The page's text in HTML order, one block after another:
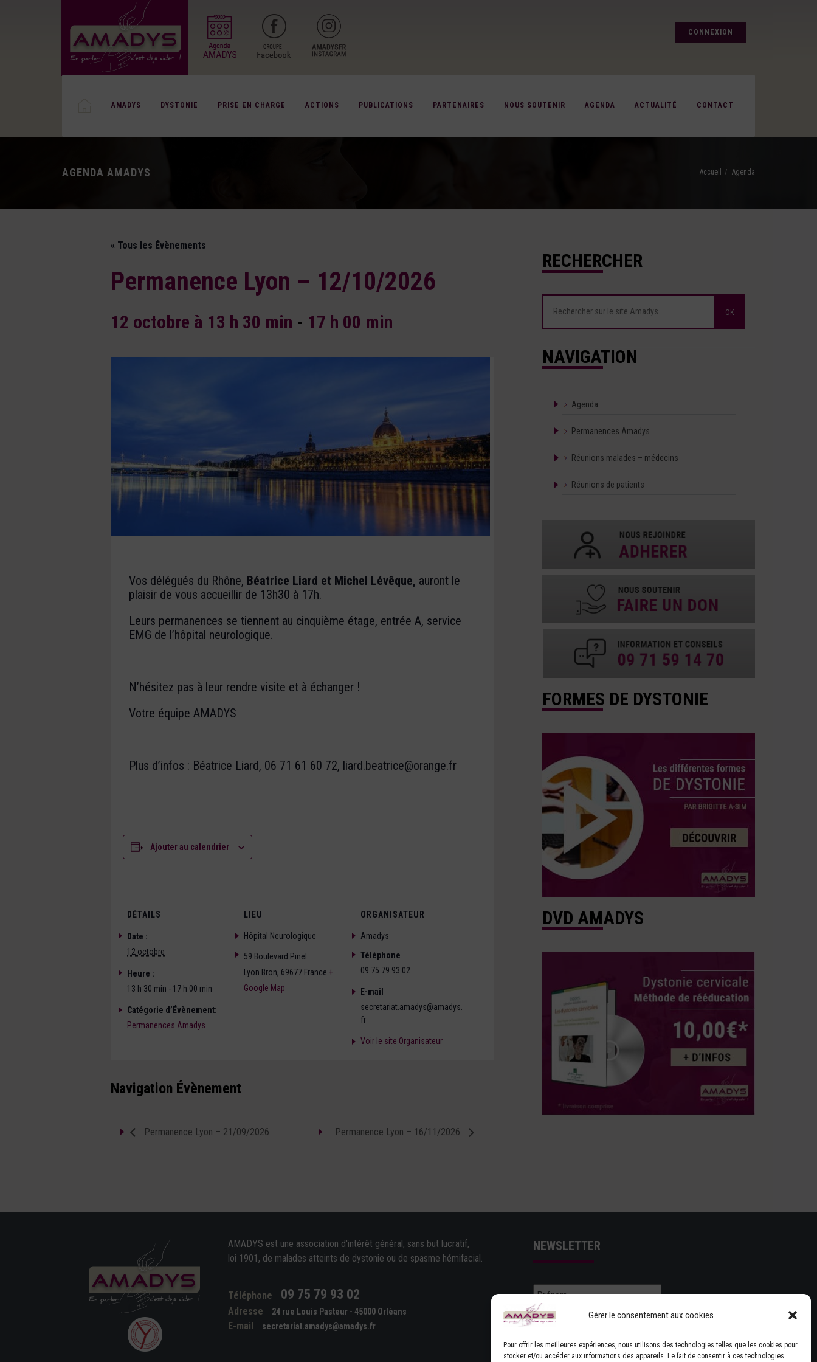
Gérer le consentement aux cookies
Pour offrir les meilleures expériences, nous utilisons des technologies telles que les cookies pour
stocker et/ou accéder aux informations des appareils. Le fait de consentir à ces technologies
CONNEXION
AMADYS DYSTONIE PRISE EN CHARGE ACTIONS PUBLICATIONS PARTENAIRES NOUS SOUTENIR AGENDA ACTUALITÉ CONTACT
AGENDA AMADYS Accueil Agenda
« Tous les Évènements
Permanence Lyon – 12/10/2026
12 octobre à 13 h 30 min - 17 h 00 min
Vos délégués du Rhône, Béatrice Liard et Michel Lévêque, auront le
plaisir de vous accueillir de 13h30 à 17h.
Leurs permanences se tiennent au cinquième étage, entrée A, service
EMG de l’hôpital neurologique.
N’hésitez pas à leur rendre visite et à échanger !
Votre équipe AMADYS
Plus d’infos : Béatrice Liard, 06 71 61 60 72, liard.beatrice@orange.fr
Ajouter au calendrier
DÉTAILS
Date :
12 octobre
Heure :
13 h 30 min - 17 h 00 min
Catégorie d’Évènement:
Permanences Amadys
LIEU
Hôpital Neurologique
59 Boulevard Pinel
Lyon Bron, 69677 France +
Google Map
ORGANISATEUR
Amadys
Téléphone
09 75 79 93 02
E-mail
secretariat.amadys@amadys.
fr
Voir le site Organisateur
Navigation Évènement
Permanence Lyon – 21/09/2026 Permanence Lyon – 16/11/2026
RECHERCHER
NAVIGATION
Agenda
Permanences Amadys
Réunions malades – médecins
Réunions de patients
FORMES DE DYSTONIE
DVD AMADYS
AMADYS est une association d'intérêt général, sans but lucratif,
loi 1901, de malades atteints de dystonie ou de spasme hémifacial.
Téléphone 09 75 79 93 02
Adresse 24 rue Louis Pasteur - 45000 Orléans
E-mail secretariat.amadys@amadys.fr
NEWSLETTER